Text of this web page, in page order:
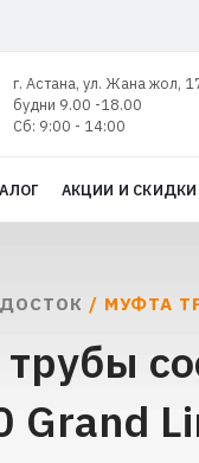
г. Астана, ул. Жана жол,
будни 9.00 -18.00
Сб: 9:00 - 14:00
АКЦИИ И СКИДКИ
/ МУФТА
Grand